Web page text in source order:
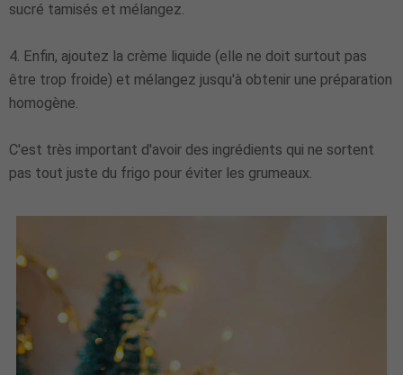
sucré tamisés et mélangez.
4. Enfin, ajoutez la crème liquide (elle ne doit surtout pas
être trop froide) et mélangez jusqu'à obtenir une préparation
homogène.
C'est très important d'avoir des ingrédients qui ne sortent
pas tout juste du frigo pour éviter les grumeaux.